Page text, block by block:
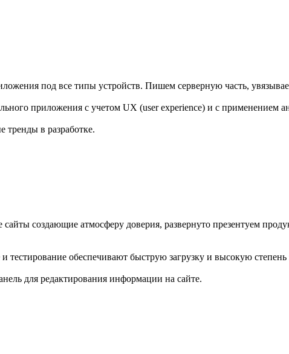
под все типы устройств. Пишем серверную часть,
приложения с учетом UX (user experience) и с применением
тренды в разработке.
сайты создающие атмосферу доверия, развернуто презентуем
тестирование обеспечивают быструю загрузку и высокую
для редактирования информации на сайте.